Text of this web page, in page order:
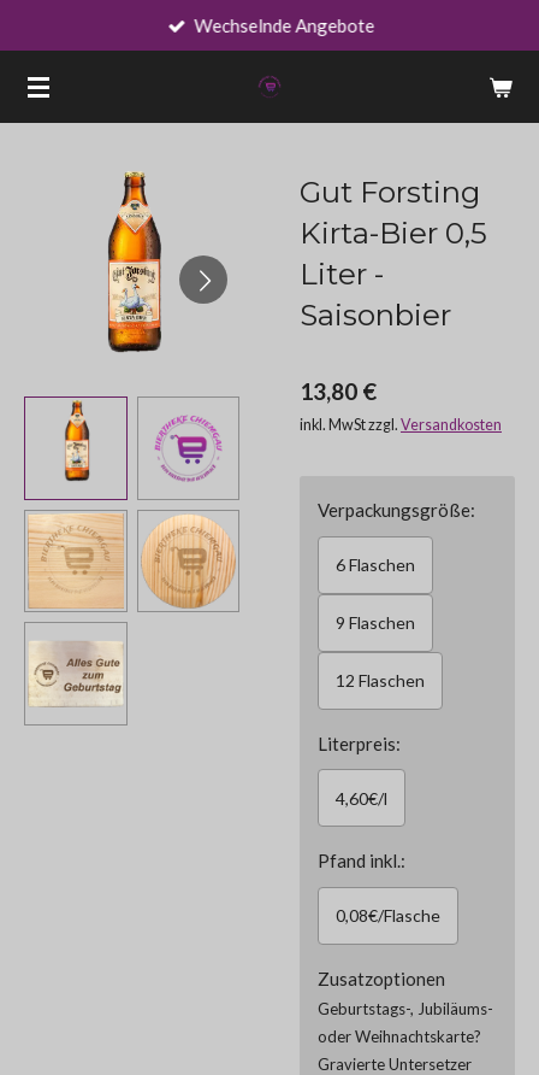
springen
Wechselnde Angebote
Gut Forsting
Kirta-Bier 0,5
Liter -
Saisonbier
13,80 €
inkl. MwSt zzgl. Versandkosten
Verpackungsgröße:
6 Flaschen
9 Flaschen
12 Flaschen
Literpreis:
4,60€/l
Pfand inkl.:
0,08€/Flasche
Zusatzoptionen
Geburtstags-, Jubiläums-
oder Weihnachtskarte?
Gravierte Untersetzer